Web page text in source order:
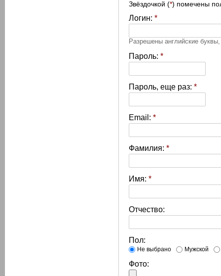
Звёздочкой (*) помечены
Логин: *
Разрешены английские
Пароль: *
Пароль, еще раз: *
Email: *
Фамилия: *
Имя: *
Отчество:
Пол:
Не выбрано Мужской
Фото: